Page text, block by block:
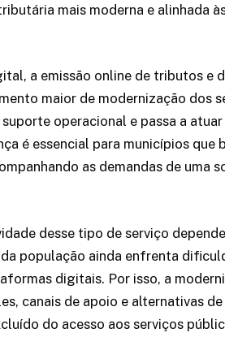
mais moderna e alinhada
a emissão online de tributos e
maior de modernização dos
operacional e passa a
é essencial para municípios que
as demandas de uma
desse tipo de serviço
população ainda enfrenta
digitais. Por isso, a
canais de apoio e alternativas de
do acesso aos serviços